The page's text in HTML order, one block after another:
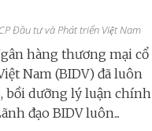
Đầu tư và Phát triển Việt Nam
hàng thương mại cổ
Nam (BIDV) đã luôn
bồi dưỡng lý luận chính
đạo BIDV luôn...